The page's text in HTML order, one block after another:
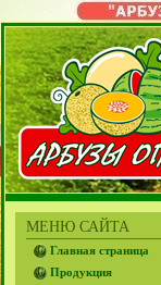
МЕНЮ САЙТА
Главная страница
Продукция